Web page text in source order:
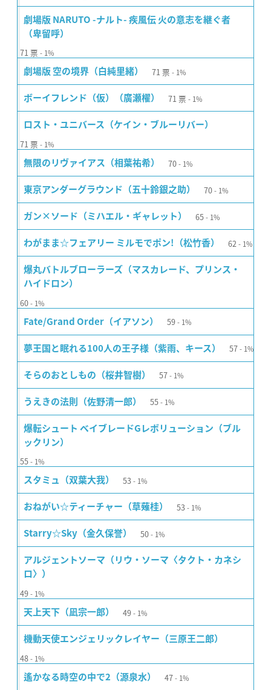
劇場版 NARUTO -ナルト- 疾風伝 火の意志を継ぐ者
（卑留呼）
71 票 1%
劇場版 空の境界（白純里緒） 71 票 1%
ボーイフレンド（仮）（廣瀬櫂） 71 票 1%
ロスト・ユニバース（ケイン・ブルーリバー）
71 票 1%
無限のリヴァイアス（相葉祐希） 70 1%
東京アンダーグラウンド（五十鈴銀之助） 70 1%
ガン×ソード（ミハエル・ギャレット） 65 1%
わがまま☆フェアリー ミルモでポン!（松竹香） 62 1%
爆丸バトルブローラーズ（マスカレード、プリンス・
ハイドロン）
60 1%
Fate/Grand Order（イアソン） 59 1%
夢王国と眠れる100人の王子様（紫雨、キース） 57 1%
そらのおとしもの（桜井智樹） 57 1%
うえきの法則（佐野清一郎） 55 1%
爆転シュート ベイブレードGレボリューション（ブル
ックリン）
55 1%
スタミュ（双葉大我） 53 1%
おねがい☆ティーチャー（草薙桂） 53 1%
Starry☆Sky（金久保誉） 50 1%
アルジェントソーマ（リウ・ソーマ〈タクト・カネシ
ロ〉）
49 1%
天上天下（凪宗一郎） 49 1%
機動天使エンジェリックレイヤー（三原王二郎）
48 1%
遙かなる時空の中で2（源泉水） 47 1%